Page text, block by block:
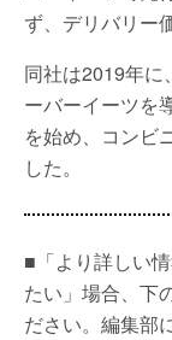
ず、デリバリー
同社は2019年に
ーバーイーツを
を始め、コンビ
した。
■「より詳しい
たい」場合、下
ださい。編集部